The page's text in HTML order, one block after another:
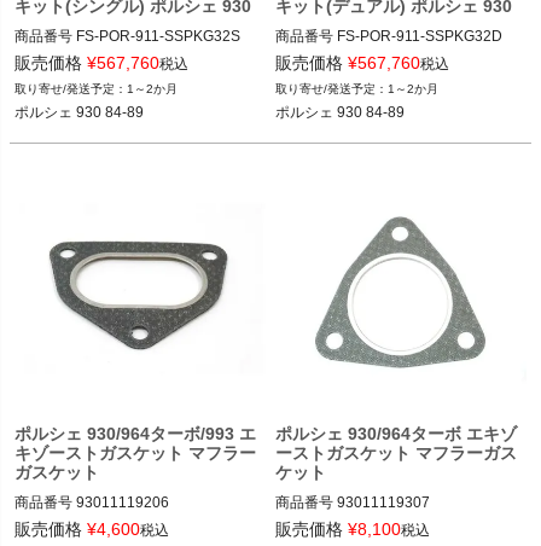
キット(シングル) ポルシェ 930
商品番号 FS-POR-911-SSPKG32S
FS_POR_911_SSPKG32S
12FAB"FS.POR.911.SSPKG32S"
Select Outlet Type: Required
Single Outlet
Include DME Upgrade?: Required
ポルシェ 930 84-89
販売価格 ¥567,760税込
1～2か月
ポルシェ 930 84-89
キット(デュアル) ポルシェ 930
商品番号 FS-POR-911-SSPKG32D
FS_POR_911_SSPKG32D
12FAB"FS.POR.911.SSPKG32D"
Select Outlet Type: Required
Dual Outlet
Include DME Upgrade?: Required
ポルシェ 930 84-89
販売価格 ¥567,760税込
1～2か月
ポルシェ 930 84-89
ポルシェ 930/964ターボ/993 エ
キゾーストガスケット マフラー
ガスケット
商品番号 93011119206
93011119206
販売価格 ¥4,600税込
ポルシェ 930/964ターボ エキゾ
ーストガスケット マフラーガス
ケット
商品番号 93011119307
93011119307
販売価格 ¥8,100税込